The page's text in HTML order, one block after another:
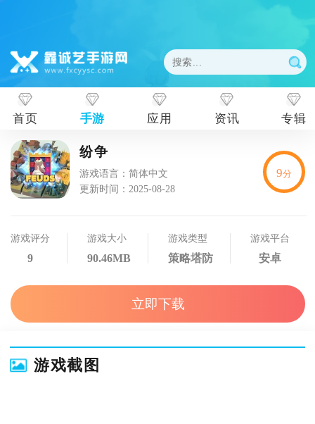
首页 手游 应用 资讯 专辑
纷争
游戏语言：简体中文
更新时间：2025-08-28
游戏评分
9
游戏大小
90.46MB
游戏类型
策略塔防
游戏平台
安卓
9分
立即下载
游戏截图